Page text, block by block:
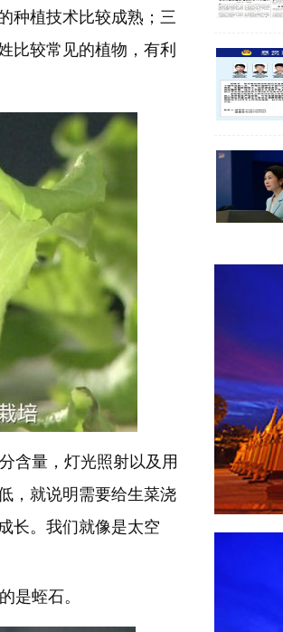
种植技术比较成熟；三
比较常见的植物，有利
含量，灯光照射以及用
，就说明需要给生菜浇
长。我们就像是太空
是蛭石。